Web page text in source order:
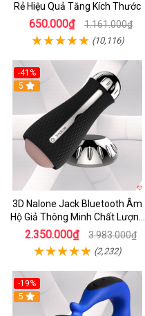
Rẻ Hiệu Quả Tăng Kích Thước
650.000₫ 1.161.000₫
(10,116)
-41%
5
3D Nalone Jack Bluetooth Âm
Hộ Giả Thông Minh Chất Lượng
Cao
2.350.000₫ 3.983.000₫
(2,232)
-19%
5